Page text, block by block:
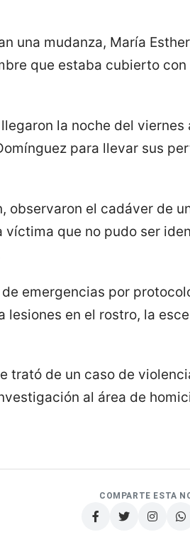
una mudanza, María
que estaba cubierto
la noche del
para llevar sus
observaron el cadáver de
víctima que no pudo ser
emergencias por
lesiones en el rostro, la
trató de un caso de
al área de
COMPARTE ESTA